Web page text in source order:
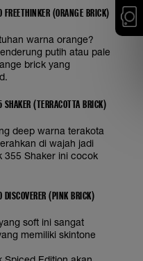
(ORANGE BRICK)
warna orange?
putih atau pale
brick yang
(TERRACOTTA BRICK)
deep warna terakota
di wajah jadi
355 Shaker ini cocok
(PINK BRICK)
soft ini sangat
memiliki skintone